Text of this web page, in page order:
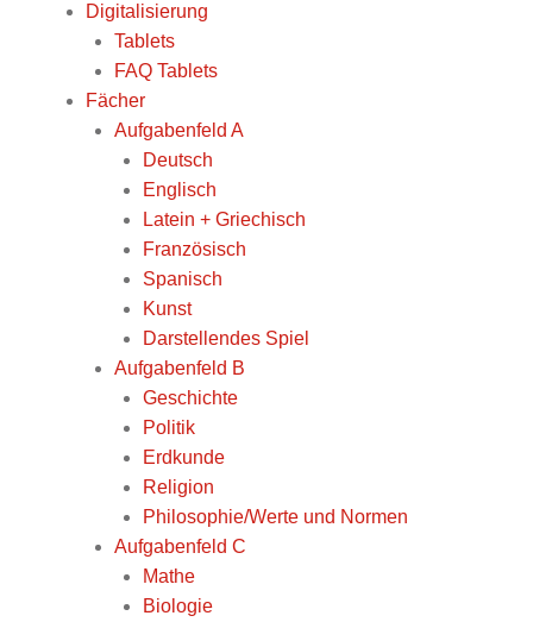
Digitalisierung
Tablets
FAQ Tablets
Fächer
Aufgabenfeld A
Deutsch
Englisch
Latein + Griechisch
Französisch
Spanisch
Kunst
Darstellendes Spiel
Aufgabenfeld B
Geschichte
Politik
Erdkunde
Religion
Philosophie/Werte und Normen
Aufgabenfeld C
Mathe
Biologie